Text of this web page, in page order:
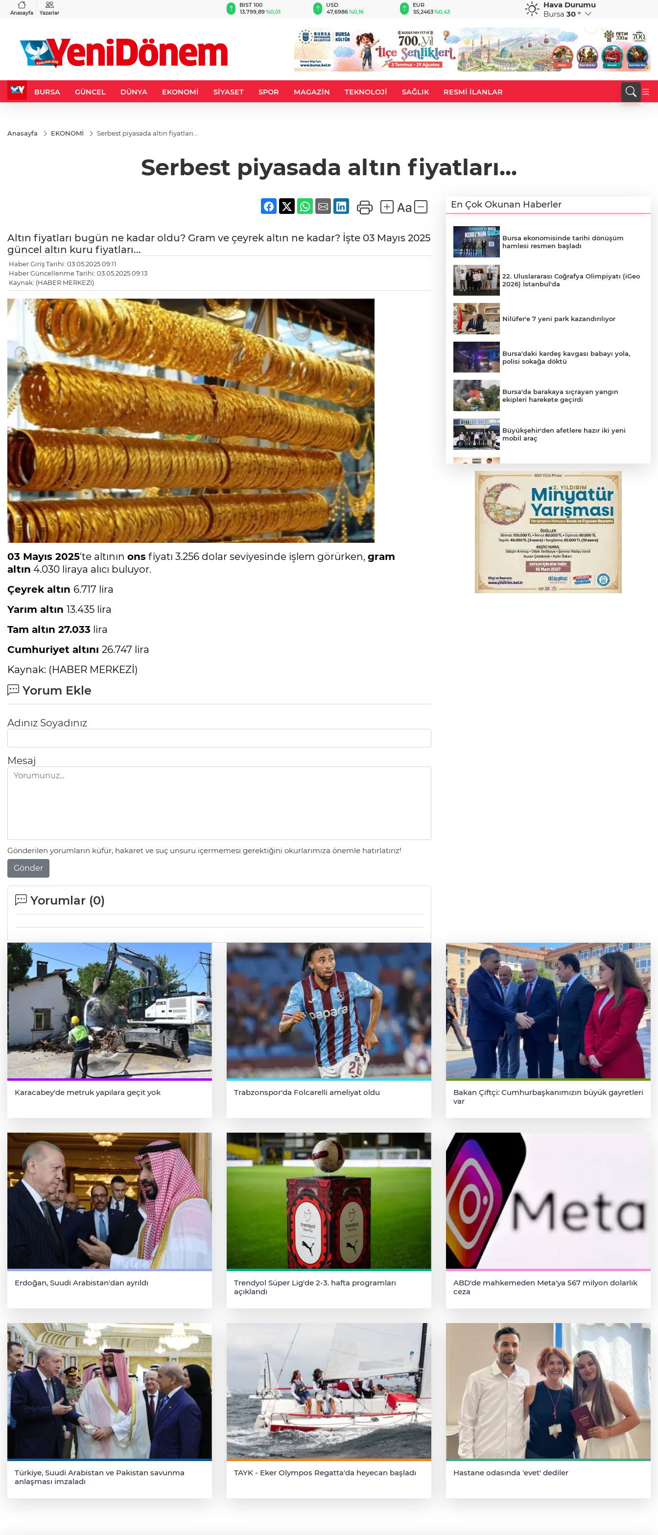
Anasayfa Yazarlar
%-0,22
BIST 100
13.799,89%0,01
USD
47,6986%0,16
EUR
55,2463%0,43 %0,40
CHF
59,1139
Hava Durumu
Bursa 30 °
BURSA GÜNCEL DÜNYA EKONOMİ SİYASET SPOR MAGAZİN TEKNOLOJİ SAĞLIK RESMİ İLANLAR
Anasayfa EKONOMİ Serbest piyasada altın fiyatları...
Serbest piyasada altın fiyatları...
Altın fiyatları bugün ne kadar oldu? Gram ve çeyrek altın ne kadar? İşte 03 Mayıs 2025
güncel altın kuru fiyatları...
Haber Giriş Tarihi: 03.05.2025 09:11
Haber Güncellenme Tarihi: 03.05.2025 09:13
Kaynak: (HABER MERKEZİ)
03 Mayıs 2025'te altının ons fiyatı 3.256 dolar seviyesinde işlem görürken, gram
altın 4.030 liraya alıcı buluyor.
Çeyrek altın 6.717 lira
Yarım altın 13.435 lira
Tam altın 27.033 lira
Cumhuriyet altını 26.747 lira
Kaynak: (HABER MERKEZİ)
Yorum Ekle
Adınız Soyadınız
Mesaj
Gönderilen yorumların küfür, hakaret ve suç unsuru içermemesi gerektiğini okurlarımıza önemle hatırlatırız!
Gönder
Yorumlar (0)
En Çok Okunan Haberler
Bursa ekonomisinde tarihi dönüşüm
hamlesi resmen başladı
22. Uluslararası Coğrafya Olimpiyatı (iGeo
2026) İstanbul'da
Nilüfer'e 7 yeni park kazandırılıyor
Bursa'daki kardeş kavgası babayı yola,
polisi sokağa döktü
Bursa'da barakaya sıçrayan yangın
ekipleri harekete geçirdi
Büyükşehir'den afetlere hazır iki yeni
mobil araç
bir araya geldi
Yargıtay’dan primle çalışanlara müjde
Serbest piyasada altın fiyatları...
Bursa’da bugün hava nasıl olacak?
Karacabey'de metruk yapılara geçit yok Trabzonspor'da Folcarelli ameliyat oldu
Bakan Çiftçi: Cumhurbaşkanımızın büyük gayretleri
var
Erdoğan, Suudi Arabistan'dan ayrıldı
Trendyol Süper Lig'de 2-3. hafta programları
açıklandı
ABD'de mahkemeden Meta'ya 567 milyon dolarlık
ceza
Türkiye, Suudi Arabistan ve Pakistan savunma
anlaşması imzaladı
TAYK - Eker Olympos Regatta'da heyecan başladı Hastane odasında 'evet' dediler